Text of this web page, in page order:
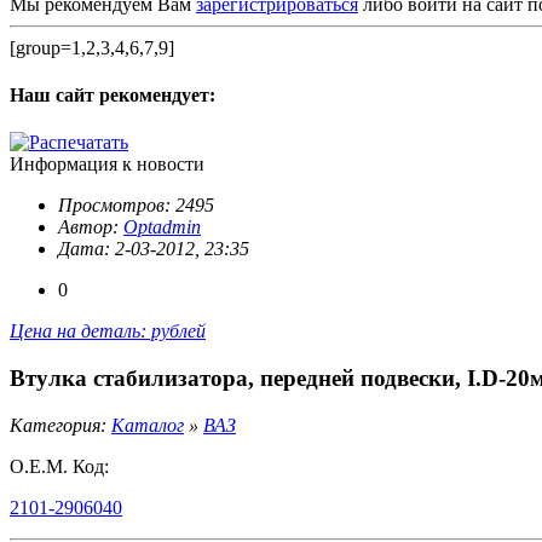
[group=1,2,3,4,6,7,9]
Наш сайт рекомендует:
Информация к новости
Просмотров: 2495
Автор: Optadmin
Дата: 2-03-2012, 23:35
0
Цена на деталь: рублей
Втулка стабилизатора, передней подвески, I.D-
Категория: Каталог » ВАЗ
O.E.M. Код:
2101-2906040